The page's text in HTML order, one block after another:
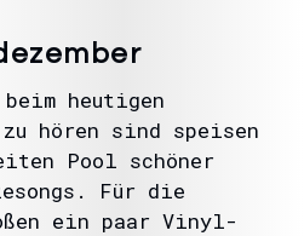
heutigen
zu hören sind speisen
Pool schöner
Für die
ein paar Vinyl-